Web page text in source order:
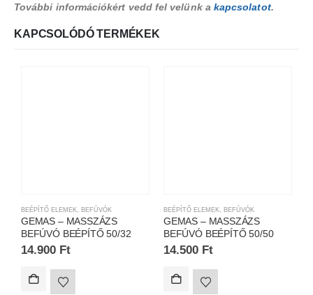
További információkért vedd fel velünk a kapcsolatot.
KAPCSOLÓDÓ TERMÉKEK
BEÉPÍTŐ ELEMEK BEFÚVÓK
GEMAS – MASSZÁZS
BEFÚVÓ BEÉPÍTŐ 50/32
14.900 Ft
BEÉPÍTŐ ELEMEK BEFÚVÓK
GEMAS – MASSZÁZS
BEFÚVÓ BEÉPÍTŐ 50/50
14.500 Ft